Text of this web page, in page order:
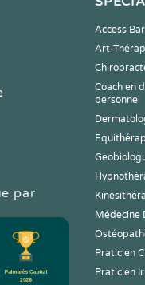
par
Access
Art-
Coach en
personnel
Médecine
Praticien
Praticien